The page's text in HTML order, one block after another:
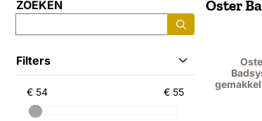
ZOEKEN
Filters
€ 54 € 55
Oster